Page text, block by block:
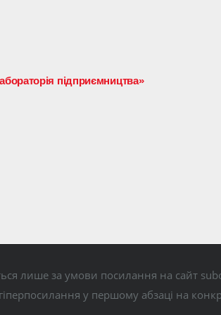
підприємництва»
лише за умови посилання на сайт
у першому абзаці на